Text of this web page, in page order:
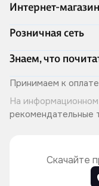
Интернет-магазин
Акции
Доставка и оплата
Программа
Подарочные
Правила продажи
Политика
Розничная сеть
Адреса магазинов
Книжный Дозор
О компании
Читай-город для
Хотите у нас
Знаем, что
Скоро в продаже
Лучшие из лучших
Читай-журнал
Принимаем к оплате
На
рекомендательные
Скачайте